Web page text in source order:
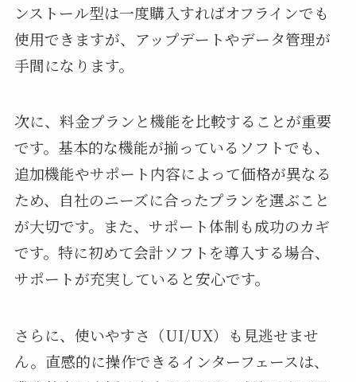
ンストール型は一度購入すればオフラインでも
使用できますが、アップデートやデータ管理が
手間になります。
次に、料金プランと機能を比較することが重要
です。基本的な機能が揃っているソフトでも、
追加機能やサポート内容によって価格が異なる
ため、自社のニーズに合ったプランを選ぶこと
が大切です。また、サポート体制も成功のカギ
です。特に初めて会計ソフトを導入する場合、
サポートが充実していると安心です。
さらに、使いやすさ（UI/UX）も見逃せませ
ん。直感的に操作できるインターフェースは、